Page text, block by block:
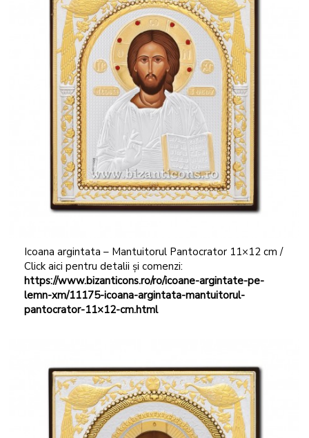
Icoana argintata – Mantuitorul Pantocrator 11×12 cm /
Click aici pentru detalii și comenzi:
https://www.bizanticons.ro/ro/icoane-argintate-pe-
lemn-xm/11175-icoana-argintata-mantuitorul-
pantocrator-11×12-cm.html